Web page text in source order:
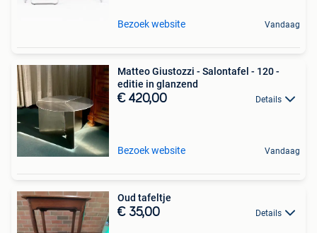
Bezoek website Vandaag
Matteo Giustozzi - Salontafel - 120 -
editie in glanzend
€ 420,00 Details
Bezoek website Vandaag
Oud tafeltje
€ 35,00 Details